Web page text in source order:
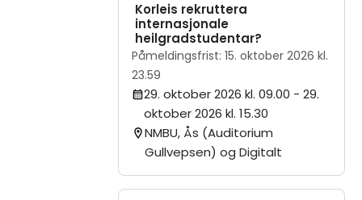
Korleis rekruttera
internasjonale
heilgradstudentar?
Påmeldingsfrist: 15. oktober 2026 kl.
23.59
29. oktober 2026 kl. 09.00 - 29.
oktober 2026 kl. 15.30
NMBU, Ås (Auditorium
Gullvepsen) og Digitalt